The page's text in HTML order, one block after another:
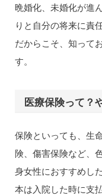
晩婚化、未婚化が進
りと自分の将来に責
だからこそ、知って
す。
医療保険って？
保険といっても、生
険、傷害保険など、
身女性におすすめし
本は入院した時に支